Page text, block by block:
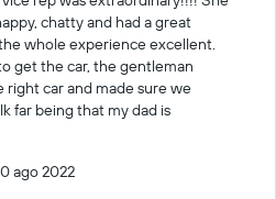
chatty and had a great
whole experience excellent.
get the car, the gentleman
right car and made sure we
far being that my dad is
ago 2022